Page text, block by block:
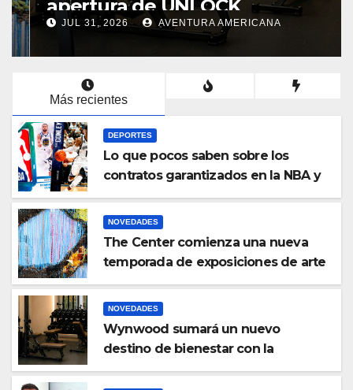
apertura de UNLOCK
JUL 31, 2026 AVENTURA AMERICANA
Más recientes
DEPORTES
Lo que pocos saben sobre los
contratos garantizados en la NBA y
el poder de los jugadores
NOVEDADES
The Center comienza una nueva
temporada de exposiciones de arte
contemporáneo en Hollywood
NOVEDADES
Wynwood sumará un nuevo
destino de bienestar con la
apertura de UNLOCK